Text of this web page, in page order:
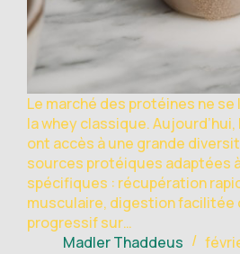
Le marché des protéines ne se
la whey classique.
ont accès à une grande
sources protéiques adaptées
spécifiques : récupération
musculaire, digestion facilitée
progressif sur…
Madler Thaddeus